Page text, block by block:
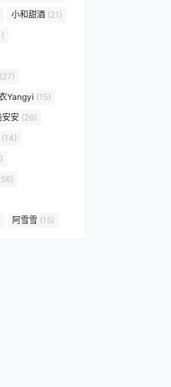
小和甜酒 (21)
(27)
Yangyi (15)
安安 (26)
(14)
阿雪雪 (15)